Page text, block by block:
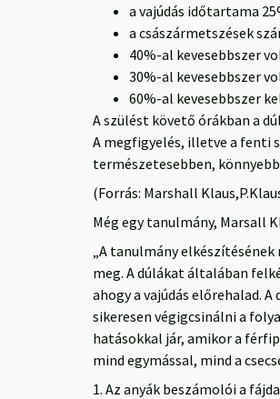
a vajúdás időtartama
a császármetszések
40%-al kevesebbszer
30%-al kevesebbszer
60%-al kevesebbszer
A szülést követő órákban a
A megfigyelés, illetve a fenti
természetesebben,
(Forrás: Marshall
Még egy tanulmány, Marsall
„A tanulmány
meg. A dúlákat általában
ahogy a vajúdás előrehalad.
sikeresen végigcsinálni a
hatásokkal jár, amikor a
mind egymással, mind a
1. Az anyák beszámolói a